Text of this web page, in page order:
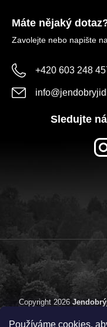
Používáme cookies,
Máte nějaký
Zavolejte nebo napište
+420 603 248
info@
Sledujte
Copyright 2026